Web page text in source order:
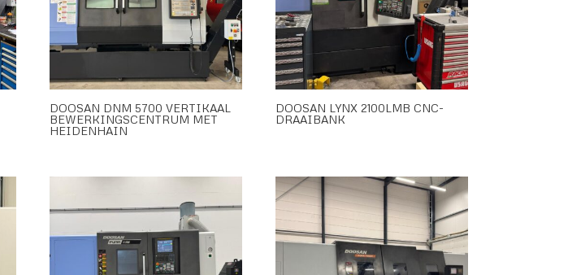
DOOSAN DNM 5700 VERTIKAAL
BEWERKINGSCENTRUM MET
HEIDENHAIN
DOOSAN LYNX 2100LMB CNC-
DRAAIBANK